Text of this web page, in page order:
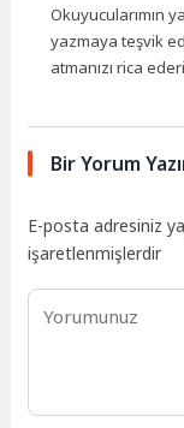
Okuyucularımın
yazmaya teşvik
atmanızı rica
Bir Yorum
E-posta adresiniz
işaretlenmişlerdir